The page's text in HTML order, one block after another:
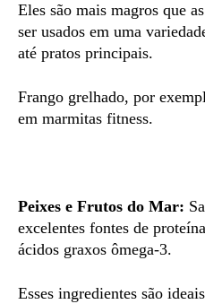
Eles são mais magros que
ser usados em uma
até pratos principais.
Frango grelhado, por
em marmitas fitness.
Peixes e Frutos do Mar:
excelentes fontes de
ácidos graxos ômega-3.
Esses ingredientes são